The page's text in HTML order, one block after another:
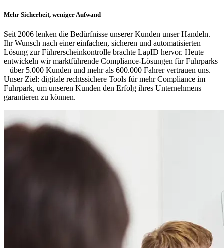
Mehr Sicherheit, weniger Aufwand
Seit 2006 lenken die Bedürfnisse unserer Kunden unser Handeln.
Ihr Wunsch nach einer einfachen, sicheren und automatisierten
Lösung zur Führerscheinkontrolle brachte LapID hervor. Heute
entwickeln wir marktführende Compliance-Lösungen für Fuhrparks
– über 5.000 Kunden und mehr als 600.000 Fahrer vertrauen uns.
Unser Ziel: digitale rechtssichere Tools für mehr Compliance im
Fuhrpark, um unseren Kunden den Erfolg ihres Unternehmens
garantieren zu können.